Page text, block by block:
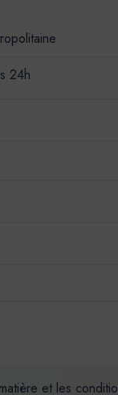
24h
et les